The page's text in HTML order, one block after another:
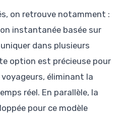
on retrouve notamment :
instantanée basée sur
dans plusieurs
option est précieuse pour
éliminant la
réel. En parallèle, la
pour ce modèle